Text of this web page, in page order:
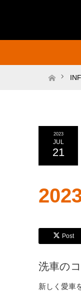
ホーム
2023
JUL
21
Post
洗車の
新しく愛車